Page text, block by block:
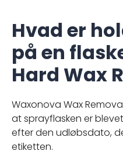
Hvad er
på en
Hard Wax
Waxonova Wax
at sprayflasken er
efter den udløbsdato,
etiketten.